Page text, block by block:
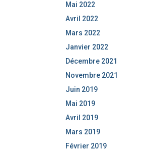
Mai 2022
Avril 2022
Mars 2022
Janvier 2022
Décembre 2021
Novembre 2021
Juin 2019
Mai 2019
Avril 2019
Mars 2019
Février 2019